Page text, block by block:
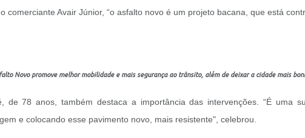
Avair Júnior, “o asfalto novo é um projeto bacana, que está
Novo promove melhor mobilidade e mais segurança ao trânsito, além de deixar a cidade mais
de 78 anos, também destaca a importância das intervenções. “É uma
e colocando esse pavimento novo, mais resistente", celebrou.